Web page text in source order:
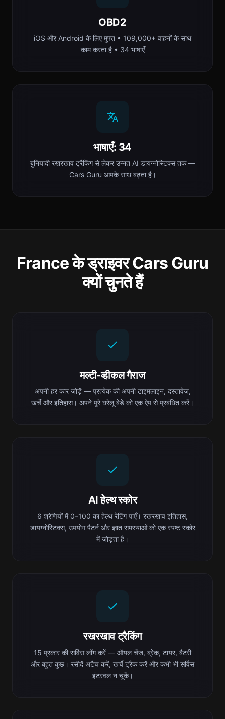
OBD2
iOS और Android के लिए मुफ्त • 109,000+ वाहनों के साथ
काम करता है • 34 भाषाएँ
भाषाएँ: 34
बुनियादी रखरखाव ट्रैकिंग से लेकर उन्नत AI डायग्नोस्टिक्स तक —
Cars Guru आपके साथ बढ़ता है।
France के ड्राइवर Cars Guru
क्यों चुनते हैं
मल्टी-व्हीकल गैराज
अपनी हर कार जोड़ें — प्रत्येक की अपनी टाइमलाइन, दस्तावेज़,
खर्चे और इतिहास। अपने पूरे घरेलू बेड़े को एक ऐप से प्रबंधित करें।
AI हेल्थ स्कोर
6 श्रेणियों में 0–100 का हेल्थ रेटिंग पाएँ। रखरखाव इतिहास,
डायग्नोस्टिक्स, उपयोग पैटर्न और ज्ञात समस्याओं को एक स्पष्ट स्कोर
में जोड़ता है।
रखरखाव ट्रैकिंग
15 प्रकार की सर्विस लॉग करें — ऑयल चेंज, ब्रेक, टायर, बैटरी
और बहुत कुछ। रसीदें अटैच करें, खर्चे ट्रैक करें और कभी भी सर्विस
इंटरवल न चूकें।